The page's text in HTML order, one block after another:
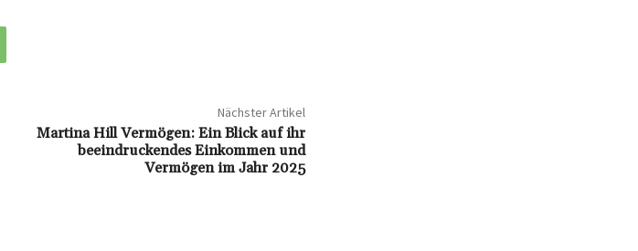
Nächster Artikel
Martina Hill Vermögen: Ein Blick auf ihr
beeindruckendes Einkommen und
Vermögen im Jahr 2025